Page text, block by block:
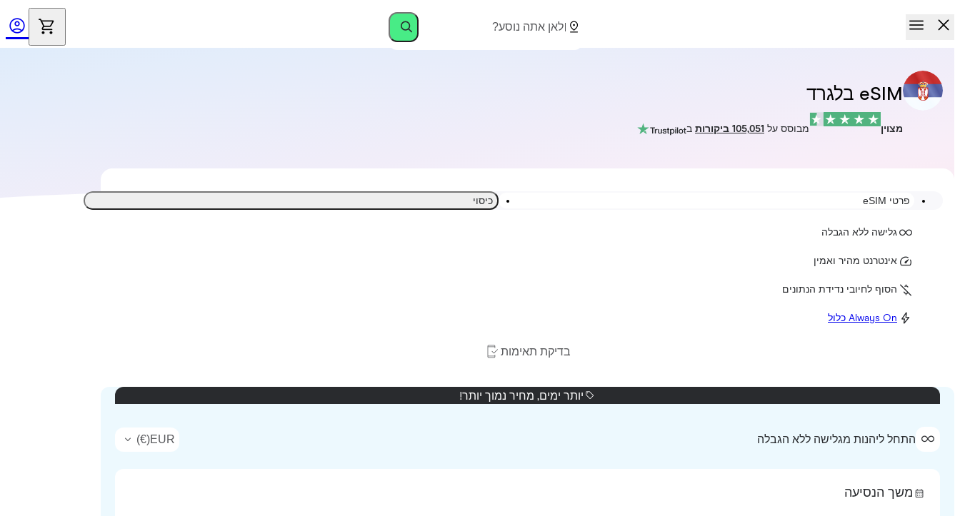
eSIM בלגרד
מצוין מבוסס על 105,051 ביקורות ב
פרטי eSIM כיסוי
גלישה ללא הגבלה
אינטרנט מהיר ואמין
הסוף לחיובי נדידת הנתונים
Always On כלול
בדיקת תאימות
יותר ימים, מחיר נמוך יותר!
התחל ליהנות מגלישה ללא הגבלה EUR
(
€
)
משך הנסיעה